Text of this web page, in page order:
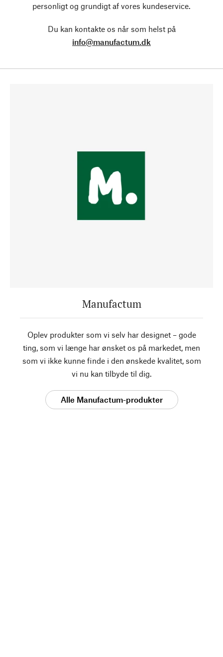
personligt og grundigt af vores kundeservice.
Du kan kontakte os når som helst på
info@manufactum.dk
Manufactum
Oplev produkter som vi selv har designet – gode
ting, som vi længe har ønsket os på markedet, men
som vi ikke kunne finde i den ønskede kvalitet, som
vi nu kan tilbyde til dig.
Alle Manufactum-produkter